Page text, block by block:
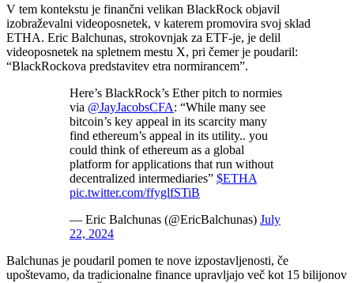
V tem kontekstu je finančni velikan BlackRock objavil
izobraževalni videoposnetek, v katerem promovira svoj sklad
ETHA. Eric Balchunas, strokovnjak za ETF-je, je delil
videoposnetek na spletnem mestu X, pri čemer je poudaril:
“BlackRockova predstavitev etra normirancem”.
Here’s BlackRock’s Ether pitch to normies
via @JayJacobsCFA: “While many see
bitcoin’s key appeal in its scarcity many
find ethereum’s appeal in its utility.. you
could think of ethereum as a global
platform for applications that run without
decentralized intermediaries” $ETHA
pic.twitter.com/ffyglfSTiB
— Eric Balchunas (@EricBalchunas) July
22, 2024
Balchunas je poudaril pomen te nove izpostavljenosti, če
upoštevamo, da tradicionalne finance upravljajo več kot 15 bilijonov